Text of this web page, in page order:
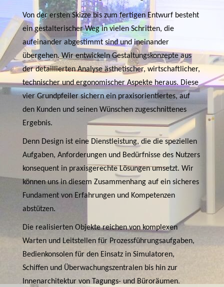
Von der ersten Skizze bis zum fertigen Entwurf besteht
ein gestalterischer Weg in vielen Schritten, die
aufeinander abgestimmt sind und ineinander
übergehen. Wir entwickeln Gestaltungskonzepte aus
der detaillierten Analyse ästhetischer, wirtschaftlicher,
technischer und ergonomischer Aspekte heraus. Diese
vier Grundpfeiler sichern ein praxisorientiertes, auf
den Kunden und seinen Wünschen zugeschnittenes
Ergebnis.
Denn Design ist eine Dienstleistung, die die speziellen
Aufgaben, Anforderungen und Bedürfnisse des Nutzers
konsequent in praxisgerechte Lösungen umsetzt. Wir
können uns in diesem Zusammenhang auf ein sicheres
Fundament von Erfahrungen und Kompetenzen
abstützen.
Die realisierten Objekte reichen von komplexen
Warten und Leitstellen für Prozessführungsaufgaben,
Bedienkonsolen für den Einsatz in Simulatoren,
Schiffen und Überwachungszentralen bis hin zur
Innenarchitektur von Tagungs- und Büroräumen.